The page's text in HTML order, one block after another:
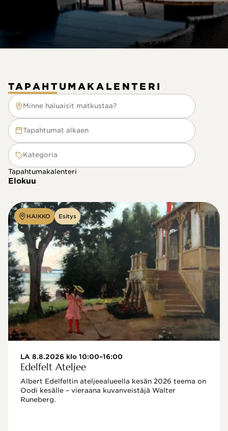
TAPAHTUMAKALENTERI
Minne haluaisit matkustaa?
Minne haluaisit matkustaa?
Tapahtumat alkaen
Kategoria
Tapahtumakalenteri
Elokuu
HAIKKO Esitys
LA 8.8.2026 klo 10:00–16:00
Edelfelt Ateljee
Albert Edelfeltin ateljeealueella kesän 2026 teema on
Oodi kesälle – vieraana kuvanveistäjä Walter